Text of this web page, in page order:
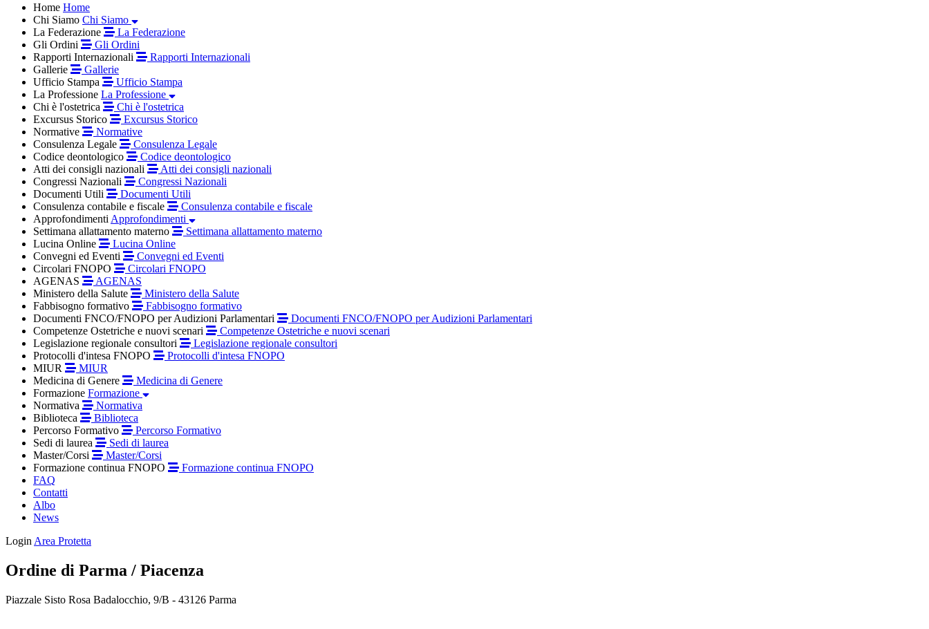
Home Home
Chi Siamo Chi Siamo
La Federazione
La Federazione
Gli Ordini
Gli Ordini
Rapporti Internazionali
Rapporti Internazionali
Gallerie
Gallerie
Ufficio Stampa
Ufficio Stampa
La Professione La Professione
Chi è l'ostetrica
Chi è l'ostetrica
Excursus Storico
Excursus Storico
Normative
Normative
Consulenza Legale
Consulenza Legale
Codice deontologico
Codice deontologico
Atti dei consigli nazionali
Atti dei consigli nazionali
Congressi Nazionali
Congressi Nazionali
Documenti Utili
Documenti Utili
Consulenza contabile e fiscale
Consulenza contabile e fiscale
Approfondimenti Approfondimenti
Settimana allattamento materno
Settimana allattamento materno
Lucina Online
Lucina Online
Convegni ed Eventi
Convegni ed Eventi
Circolari FNOPO
Circolari FNOPO
AGENAS
AGENAS
Ministero della Salute
Ministero della Salute
Fabbisogno formativo
Fabbisogno formativo
Documenti FNCO/FNOPO per Audizioni Parlamentari
Documenti FNCO/FNOPO per Audizioni Parlamentari
Competenze Ostetriche e nuovi scenari
Competenze Ostetriche e nuovi scenari
Legislazione regionale consultori
Legislazione regionale consultori
Protocolli d'intesa FNOPO
Protocolli d'intesa FNOPO
MIUR
MIUR
Medicina di Genere
Medicina di Genere
Formazione Formazione
Normativa
Normativa
Biblioteca
Biblioteca
Percorso Formativo
Percorso Formativo
Sedi di laurea
Sedi di laurea
Master/Corsi
Master/Corsi
Formazione continua FNOPO
Formazione continua FNOPO
FAQ
Contatti
Albo
News
Login Area Protetta
Ordine di Parma / Piacenza
Piazzale Sisto Rosa Badalocchio, 9/B - 43126 Parma